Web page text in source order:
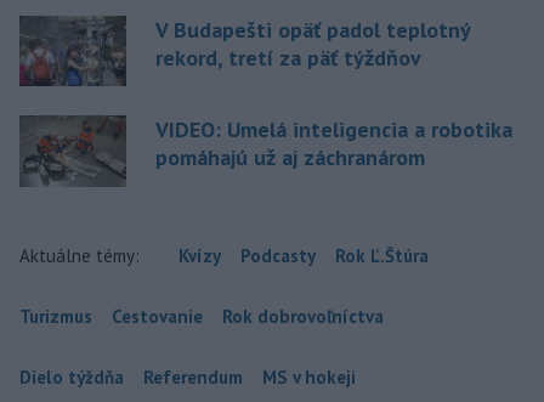
V Budapešti opäť padol teplotný
rekord, tretí za päť týždňov
VIDEO: Umelá inteligencia a robotika
pomáhajú už aj záchranárom
Aktuálne témy: Kvízy Podcasty Rok Ľ.Štúra
Turizmus Cestovanie Rok dobrovoľníctva
Dielo týždňa Referendum MS v hokeji